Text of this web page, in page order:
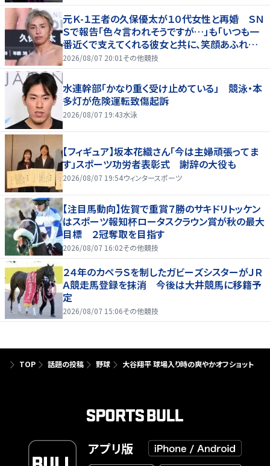
元Ｋ-１王者の久保優太が１０代女性と再婚 ＳＮ
Ｓで報告「色々言われそうですが…」も「いつも一
番近くで支えてくれる彼女と共に、笑顔あふれる
家庭を築いていきたい」
2026/08/07 20:01 その他競技
水連幹部「かなり重く受け止めている」 競泳・本
多灯が危険運転致傷起訴
2026/08/07 19:43水泳
【フィギュア】坂本花織さん「今は主婦頑張ってま
す」スポーツ功労者表彰式 謝辞の大役も
2026/08/07 19:54ウィンタースポーツ
【注目馬動向】佐賀で重賞７勝のサキドリトッケン
はスポーツ報知杯ロータスクラウン賞が秋の最大
目標 ２冠奪取を目指す
2026/08/07 16:02その他競技
２４年のカペラＳを制したガビーズシスターがＪＲ
Ａ競走馬登録を抹消 今後は大井競馬に移籍予
定
2026/08/07 15:06その他競技
TOP 話題の投稿 野球 大谷翔平 球場入り時の爽やかオフショット
アプリ版